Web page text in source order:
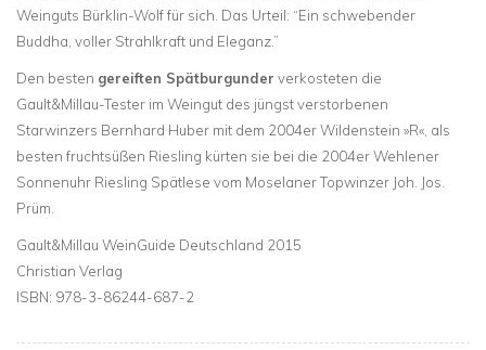
Weinguts Bürklin-Wolf für sich. Das Urteil: “Ein schwebender
Buddha, voller Strahlkraft und Eleganz.”
Den besten gereiften Spätburgunder verkosteten die
Gault&Millau-Tester im Weingut des jüngst verstorbenen
Starwinzers Bernhard Huber mit dem 2004er Wildenstein »R«, als
besten fruchtsüßen Riesling kürten sie bei die 2004er Wehlener
Sonnenuhr Riesling Spätlese vom Moselaner Topwinzer Joh. Jos.
Prüm.
Gault&Millau WeinGuide Deutschland 2015
Christian Verlag
ISBN: 978-3-86244-687-2